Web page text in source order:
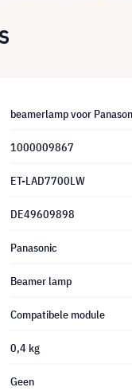
beamerlamp voor
1000009867
ET-LAD7700LW
DE49609898
Panasonic
Beamer lamp
Compatibele module
0,4 kg
Geen